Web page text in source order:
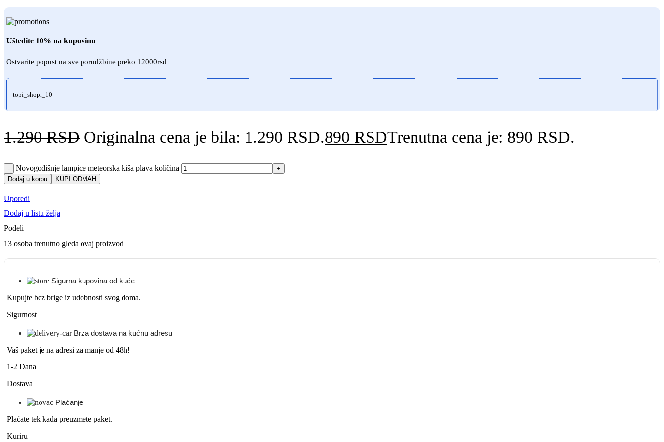
Uštedite 10% na kupovinu
Ostvarite popust na sve porudžbine preko 12000rsd
topi_shopi_10
1.290RSD Originalna cena je bila: 1.290 RSD.890 RSDTrenutna cena je: 890 RSD.
- Novogodišnje lampice meteorska kiša plava količina
+
Dodaj u korpu
KUPI ODMAH
Uporedi
Dodaj u listu želja
Podeli
13 osoba trenutno gleda ovaj proizvod
Sigurna kupovina od kuće
Kupujte bez brige iz udobnosti svog doma.
Sigurnost
Brza dostava na kućnu adresu
Vaš paket je na adresi za manje od 48h!
1-2 Dana
Dostava
Plaćanje
Plaćate tek kada preuzmete paket.
Kuriru